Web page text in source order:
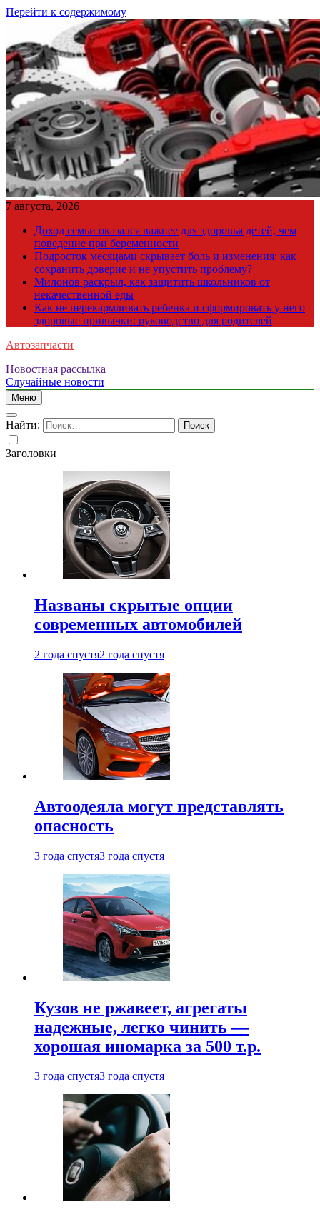
Перейти к содержимому
7 августа, 2026
Доход семьи оказался важнее для здоровья детей, чем
поведение при беременности
Подросток месяцами скрывает боль и изменения: как
сохранить доверие и не упустить проблему?
Милонов раскрыл, как защитить школьников от
некачественной еды
Как не перекармливать ребенка и сформировать у него
здоровые привычки: руководство для родителей
Автозапчасти
Новостная рассылка
Случайные новости
Меню
Найти:
Заголовки
Названы скрытые опции
современных автомобилей
2 года спустя2 года спустя
Автоодеяла могут представлять
опасность
3 года спустя3 года спустя
Кузов не ржавеет, агрегаты
надежные, легко чинить —
хорошая иномарка за 500 т.р.
3 года спустя3 года спустя